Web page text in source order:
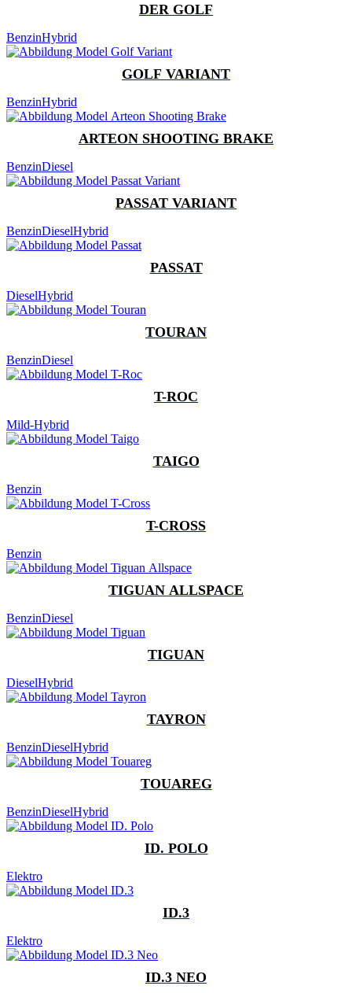
DER GOLF
BenzinHybrid
GOLF VARIANT
BenzinHybrid
ARTEON SHOOTING BRAKE
BenzinDiesel
PASSAT VARIANT
BenzinDieselHybrid
PASSAT
DieselHybrid
TOURAN
BenzinDiesel
T-ROC
Mild-Hybrid
TAIGO
Benzin
T-CROSS
Benzin
TIGUAN ALLSPACE
BenzinDiesel
TIGUAN
DieselHybrid
TAYRON
BenzinDieselHybrid
TOUAREG
BenzinDieselHybrid
ID. POLO
Elektro
ID.3
Elektro
ID.3 NEO